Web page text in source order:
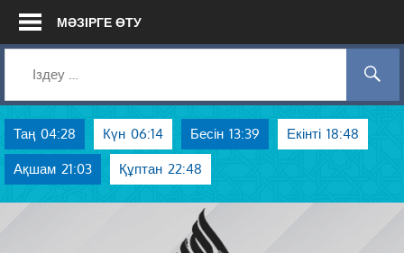
Skip
МӘЗІРГЕ ӨТУ
Таң 04:28 Күн 06:14 Бесін 13:39 Екінті 18:48
Ақшам 21:03 Құптан 22:48